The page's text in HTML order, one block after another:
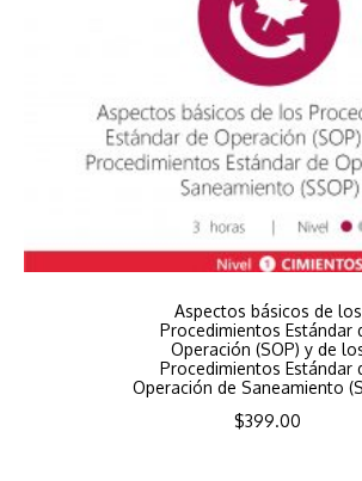
Aspectos básicos de los
Procedimientos Estándar
Operación (SOP) y de
Procedimientos Estándar
Operación de Saneamiento
$399.00